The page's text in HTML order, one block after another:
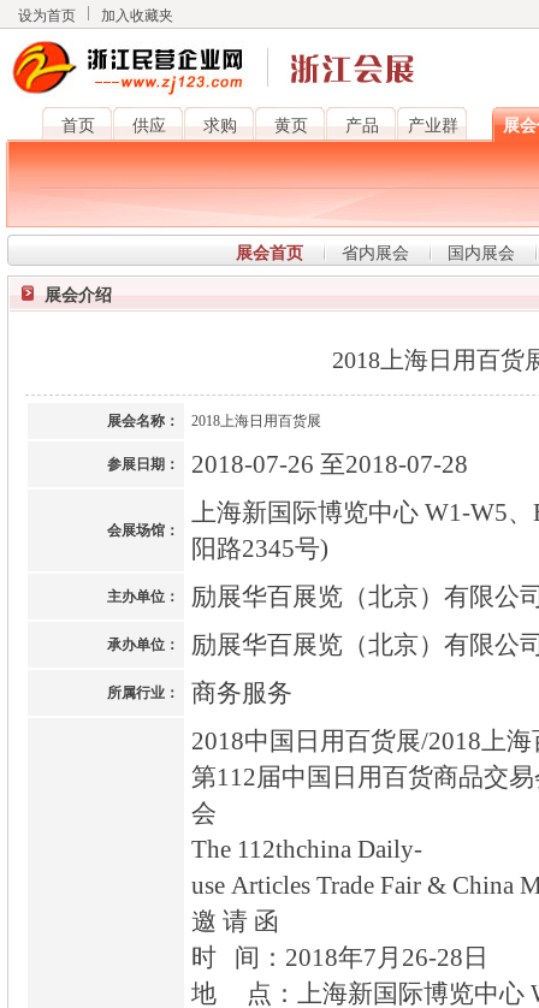
设为首页 加入收藏夹
首页 供应 求购 黄页 产品 产业群 展
展会首页 省内展会 国内展会
展会介绍
2018上海日用百货
展会名称： 2018上海日用百货展
参展日期： 2018-07-26 至2018-07-28
会展场馆：
上海新国际博览中心 W1-W5
阳路2345号)
主办单位： 励展华百展览（北京）有限公
承办单位： 励展华百展览（北京）有限公
所属行业： 商务服务
2018中国日用百货展/2018上
第112届中国日用百货商品交
会
The 112thchina Daily-
use Articles Trade Fair & China
邀 请 函
时 间：2018年7月26-28日
地 点：上海新国际博览中心